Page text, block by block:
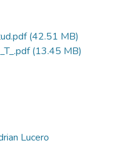
(42.51 MB)
(13.45 MB)
Lucero